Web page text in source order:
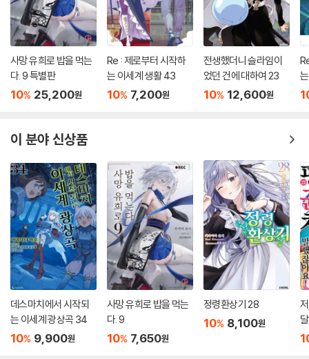
사망 유희로 밥을 먹는
다. 9 특별판
10% 25,200원
Re : 제로부터 시작하
는 이세계 생활 43
10% 7,200원
전생했더니 슬라임이
었던 건에 대하여 23
10% 12,600원
이 분야 신상품
데스마치에서 시작되
는 이세계 광상곡 34
10% 9,900원
사망 유희로 밥을 먹는
다. 9
10% 7,650원
정령환상기 28
10% 8,100원